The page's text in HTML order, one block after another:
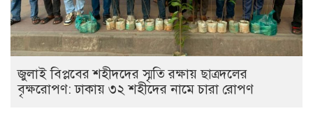
জুলাই বিপ্লবের শহীদদের স্মৃতি রক্ষায় ছাত্রদলের
বৃক্ষরোপণ: ঢাকায় ৩২ শহীদের নামে চারা রোপণ